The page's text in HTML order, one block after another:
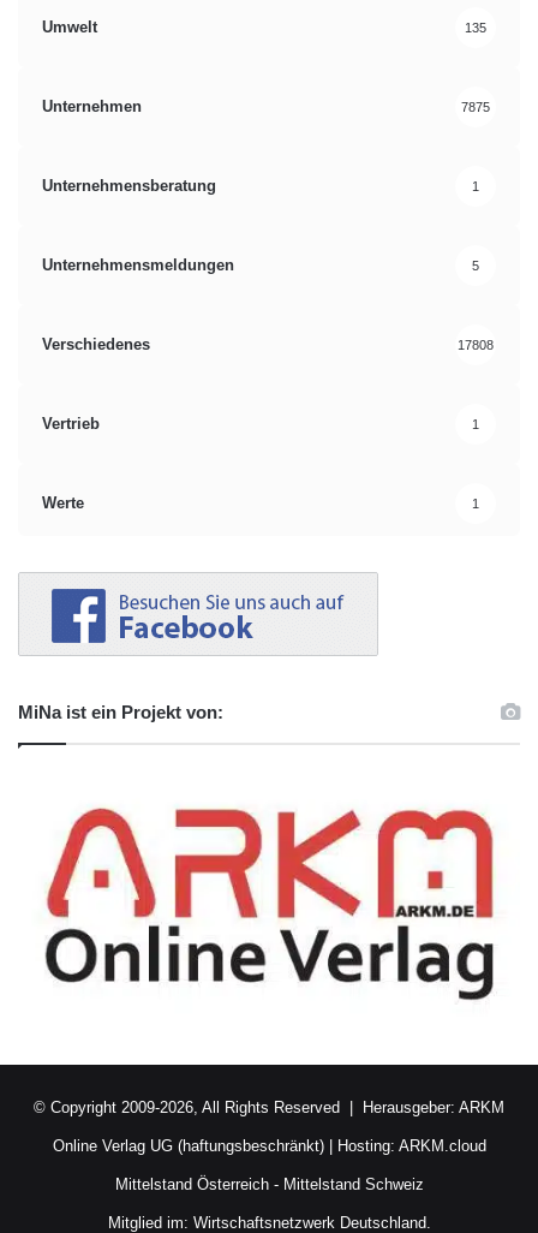
Umwelt 135
Unternehmen 7875
Unternehmensberatung 1
Unternehmensmeldungen 5
Verschiedenes 17808
Vertrieb 1
Werte 1
MiNa ist ein Projekt von:
© Copyright 2009-2026, All Rights Reserved | Herausgeber: ARKM
Online Verlag UG (haftungsbeschränkt)| Hosting: ARKM.cloud
Mittelstand Österreich- Mittelstand Schweiz
Mitglied im: Wirtschaftsnetzwerk Deutschland.